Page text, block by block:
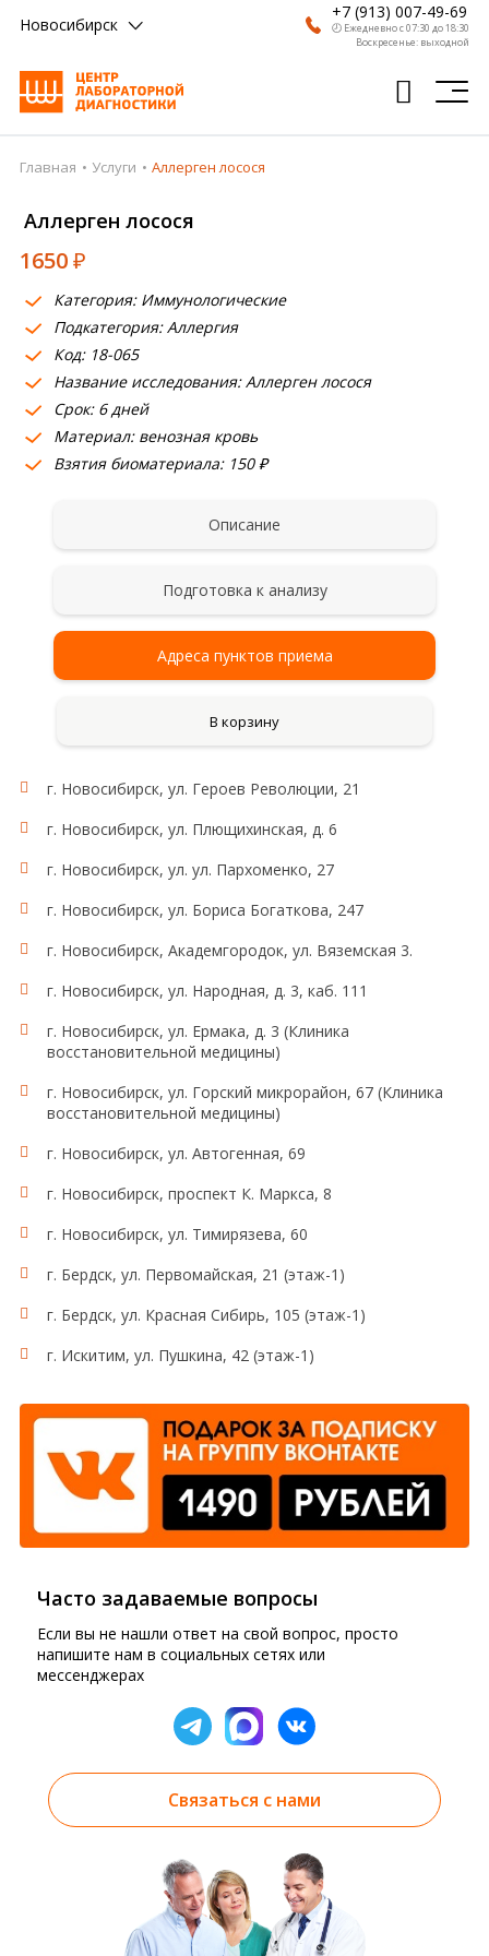
Новосибирск
+7 (913) 007-49-69
🕗 Ежедневно с 07:30 до 18:30
Воскресенье: выходной
Главная
Анализы
Врачи
Получить результат
Пациентам
О компании
Где сдать
Главная Услуги Аллерген лосося
Аллерген лосося
1650₽
Категория: Иммунологические
Подкатегория: Аллергия
Код: 18-065
Название исследования: Аллерген лосося
Срок: 6 дней
Материал: венозная кровь
Взятия биоматериала: 150 ₽
Описание
Подготовка к анализу
Адреса пунктов приема
В корзину
г. Новосибирск, ул. Героев Революции, 21
г. Новосибирск, ул. Плющихинская, д. 6
г. Новосибирск, ул. ул. Пархоменко, 27
г. Новосибирск, ул. Бориса Богаткова, 247
г. Новосибирск, Академгородок, ул. Вяземская 3.
г. Новосибирск, ул. Народная, д. 3, каб. 111
г. Новосибирск, ул. Ермака, д. 3 (Клиника
восстановительной медицины)
г. Новосибирск, ул. Горский микрорайон, 67 (Клиника
восстановительной медицины)
г. Новосибирск, ул. Автогенная, 69
г. Новосибирск, проспект К. Маркса, 8
г. Новосибирск, ул. Тимирязева, 60
г. Бердск, ул. Первомайская, 21 (этаж-1)
г. Бердск, ул. Красная Сибирь, 105 (этаж-1)
г. Искитим, ул. Пушкина, 42 (этаж-1)
Часто задаваемые вопросы
Если вы не нашли ответ на свой вопрос, просто
напишите нам в социальных сетях или
мессенджерах
Связаться с нами